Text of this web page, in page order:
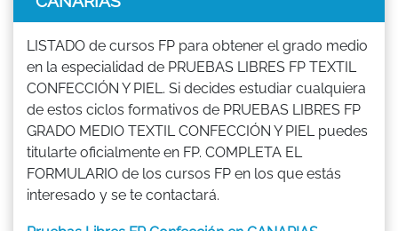
LISTADO de cursos FP para obtener el grado medio
en la especialidad de PRUEBAS LIBRES FP TEXTIL
CONFECCIÓN Y PIEL. Si decides estudiar cualquiera
de estos ciclos formativos de PRUEBAS LIBRES FP
GRADO MEDIO TEXTIL CONFECCIÓN Y PIEL puedes
titularte oficialmente en FP. COMPLETA EL
FORMULARIO de los cursos FP en los que estás
interesado y se te contactará.